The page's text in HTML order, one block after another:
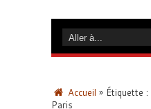
Accueil » Étiquette :
Paris